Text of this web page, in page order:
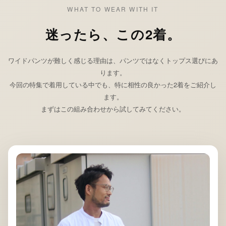
WHAT TO WEAR WITH IT
迷ったら、この2着。
ワイドパンツが難しく感じる理由は、パンツではなくトップス選びにあ
ります。
今回の特集で着用している中でも、特に相性の良かった2着をご紹介し
ます。
まずはこの組み合わせから試してみてください。